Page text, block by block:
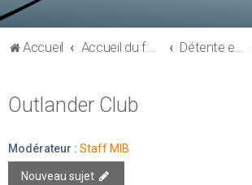
Accueil Accueil du forum Détente et communauté Mint In Box
Outlander Club
Modérateur : Staff MIB
Nouveau sujet